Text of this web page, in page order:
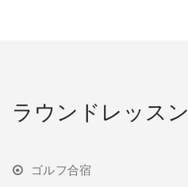
ラウンドレッスン
ゴルフ合宿